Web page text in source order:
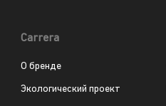
Carrera
О бренде
Экологический проект